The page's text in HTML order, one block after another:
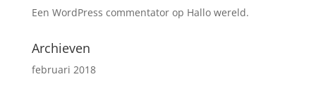
Een WordPress commentatorop Hallo wereld.
Archieven
februari 2018